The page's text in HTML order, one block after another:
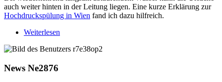
auch weiter hinten in der Leitung liegen. Eine kurze Erklärung zur
Hochdruckspülung in Wien fand ich dazu hilfreich.
Weiterlesen
News Ne2876